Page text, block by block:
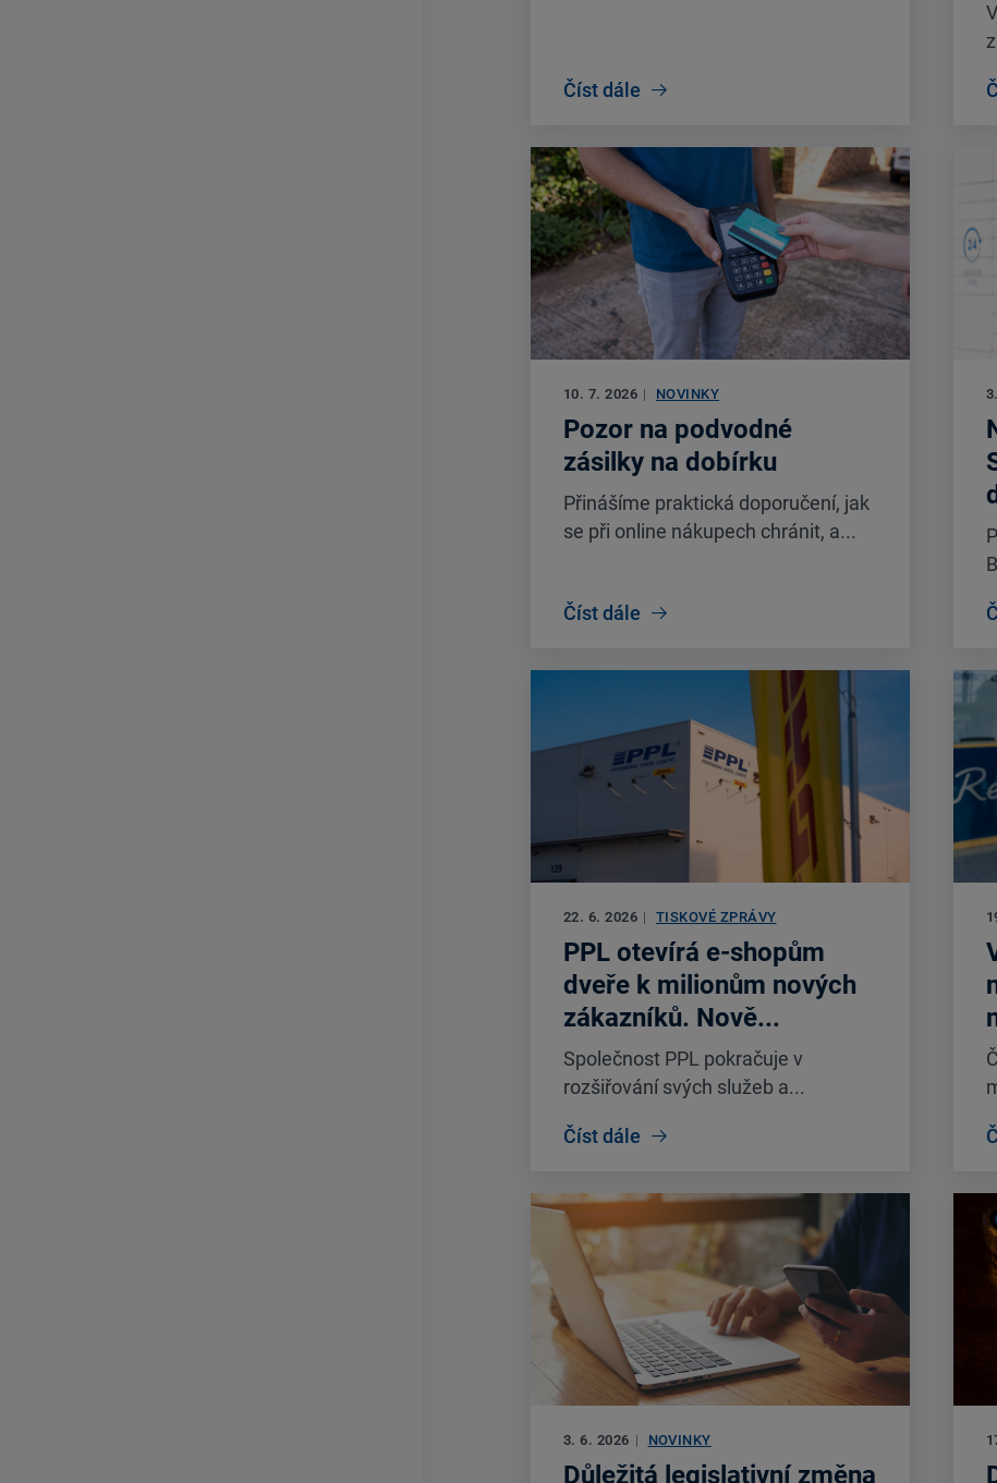
Číst dále
10. 7. 2026 | NOVINKY
Pozor na podvodné
zásilky na dobírku
Přinášíme praktická doporučení, jak
se při online nákupech chránit, a...
Číst dále
22. 6. 2026 | TISKOVÉ ZPRÁVY
PPL otevírá e-shopům
dveře k milionům nových
zákazníků. Nově...
Společnost PPL pokračuje v
rozšiřování svých služeb a...
Číst dále
3. 6. 2026 | NOVINKY
Důležitá legislativní změna